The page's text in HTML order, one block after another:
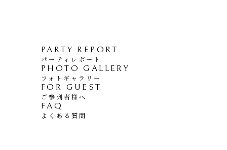
PARTY REPORT
パーティレポート
PHOTO GALLERY
フォトギャラリー
FOR GUEST
ご参列者様へ
FAQ
よくある質問